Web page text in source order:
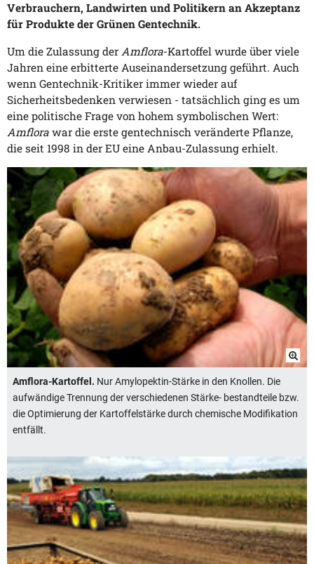
Verbrauchern, Landwirten und Politikern an Akzeptanz
für Produkte der Grünen Gentechnik.
Um die Zulassung der Amflora-Kartoffel wurde über viele
Jahren eine erbitterte Auseinandersetzung geführt. Auch
wenn Gentechnik-Kritiker immer wieder auf
Sicherheitsbedenken verwiesen - tatsächlich ging es um
eine politische Frage von hohem symbolischen Wert:
Amflora war die erste gentechnisch veränderte Pflanze,
die seit 1998 in der EU eine Anbau-Zulassung erhielt.
Amflora-Kartoffel. Nur Amylopektin-Stärke in den Knollen. Die
aufwändige Trennung der verschiedenen Stärke- bestandteile bzw.
die Optimierung der Kartoffelstärke durch chemische Modifikation
entfällt.